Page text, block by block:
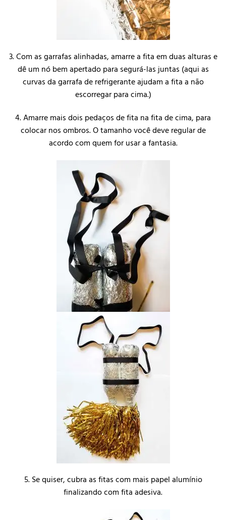
3. Com as garrafas alinhadas, amarre a fita em duas alturas e
dê um nó bem apertado para segurá-las juntas (aqui as
curvas da garrafa de refrigerante ajudam a fita a não
escorregar para cima.)
4. Amarre mais dois pedaços de fita na fita de cima, para
colocar nos ombros. O tamanho você deve regular de
acordo com quem for usar a fantasia.
5. Se quiser, cubra as fitas com mais papel alumínio
finalizando com fita adesiva.